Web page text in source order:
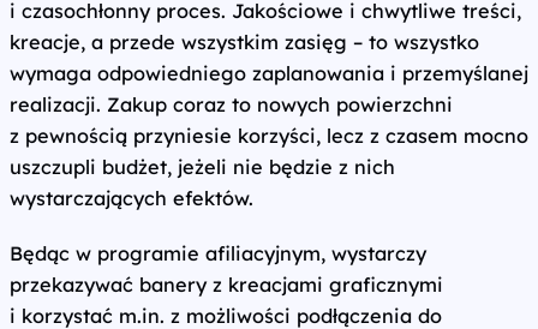
i czasochłonny proces. Jakościowe i chwytliwe treści,
kreacje, a przede wszystkim zasięg – to wszystko
wymaga odpowiedniego zaplanowania i przemyślanej
realizacji. Zakup coraz to nowych powierzchni
z pewnością przyniesie korzyści, lecz z czasem mocno
uszczupli budżet, jeżeli nie będzie z nich
wystarczających efektów.
Będąc w programie afiliacyjnym, wystarczy
przekazywać banery z kreacjami graficznymi
i korzystać m.in. z możliwości podłączenia do